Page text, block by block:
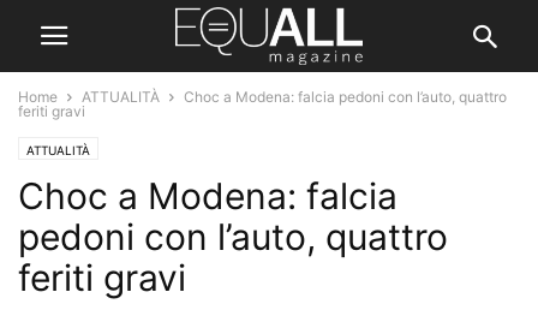
Home ATTUALITÀ
Choc a Modena: falcia pedoni con l’auto, quattro
feriti gravi
ATTUALITÀ
Choc a Modena: falcia
pedoni con l’auto, quattro
feriti gravi